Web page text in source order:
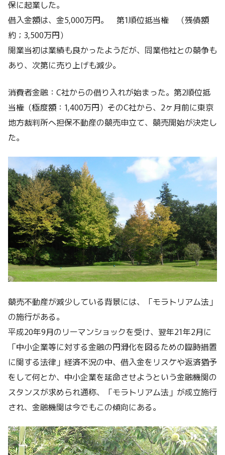
保に起業した。
借入金額は、金5,000万円。 第1順位抵当権 （残債額
約；3,500万円）
開業当初は業績も良かったようだが、同業他社との競争も
あり、次第に売り上げも減少。
消費者金融：C社からの借り入れが始まった。第2順位抵
当権（極度額：1,400万円）そのC社から、2ヶ月前に東京
地方裁判所へ担保不動産の競売申立て、競売開始が決定し
た。
競売不動産が減少している背景には、「モラトリアム法」
の施行がある。
平成20年9月のリーマンショックを受け、翌年21年2月に
「中小企業等に対する金融の円滑化を図るための臨時措置
に関する法律」経済不況の中、借入金をリスケや返済猶予
をして何とか、中小企業を延命させようという金融機関の
スタンスが求められ通称、「モラトリアム法」が成立施行
され、金融機関は今でもこの傾向にある。